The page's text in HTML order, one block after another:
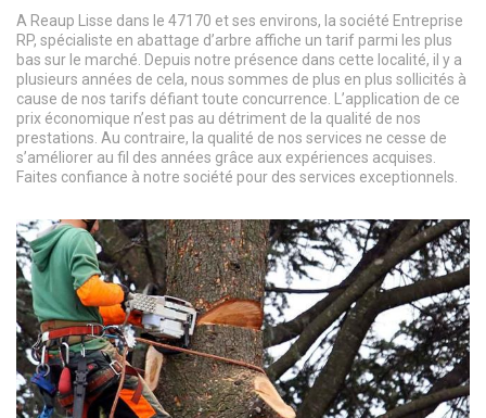
A Reaup Lisse dans le 47170 et ses environs, la société Entreprise
RP, spécialiste en abattage d’arbre affiche un tarif parmi les plus
bas sur le marché. Depuis notre présence dans cette localité, il y a
plusieurs années de cela, nous sommes de plus en plus sollicités à
cause de nos tarifs défiant toute concurrence. L’application de ce
prix économique n’est pas au détriment de la qualité de nos
prestations. Au contraire, la qualité de nos services ne cesse de
s’améliorer au fil des années grâce aux expériences acquises.
Faites confiance à notre société pour des services exceptionnels.